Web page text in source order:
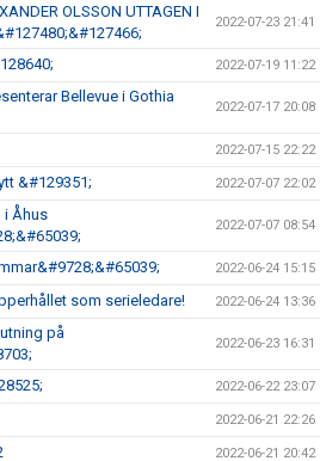
OLSSON UTTAGEN I
2022-07-23 21:41
2022-07-19 11:22
Bellevue i Gothia
2022-07-17 20:08
2022-07-15 22:22
&#129351; 2022-07-07 22:02
i Åhus
2022-07-07 08:54
2022-06-24 15:15
som serieledare! 2022-06-24 13:36
på
2022-06-23 16:31
2022-06-22 23:07
2022-06-21 22:26
2022-06-21 20:42